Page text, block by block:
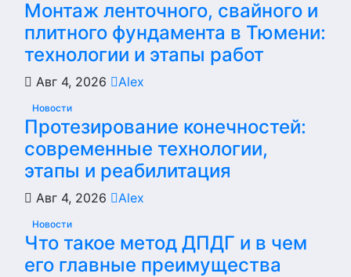
Монтаж ленточного, свайного и
плитного фундамента в Тюмени:
технологии и этапы работ
Авг 4, 2026 Alex
Новости
Протезирование конечностей:
современные технологии,
этапы и реабилитация
Авг 4, 2026 Alex
Новости
Что такое метод ДПДГ и в чем
его главные преимущества